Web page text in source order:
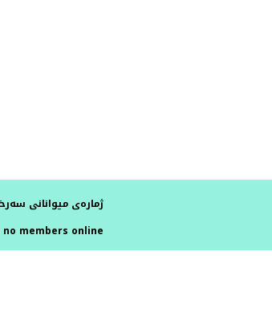
ژمارەی میوانانی
no members online